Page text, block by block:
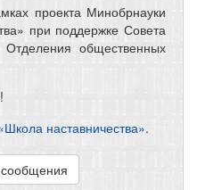
проекта Минобрнауки
при поддержке Совета
общественных
наставничества».